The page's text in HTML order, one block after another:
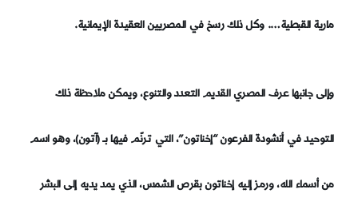
مارية القبطية…. وكل ذلك رسخ في المصريين العقيدة الإيمانية.
وإلى جانبها عرف المصري القديم التعدد والتنوع، ويمكن ملاحظة ذلك
التوحيد في أنشودة الفرعون “إخناتون”، التي ترنّم فيها بــ (آتون)، وهو اسم
من أسماء الله، ورمز إليه إخناتون بقرص الشمس، الذي يمد يديه إلى البشر